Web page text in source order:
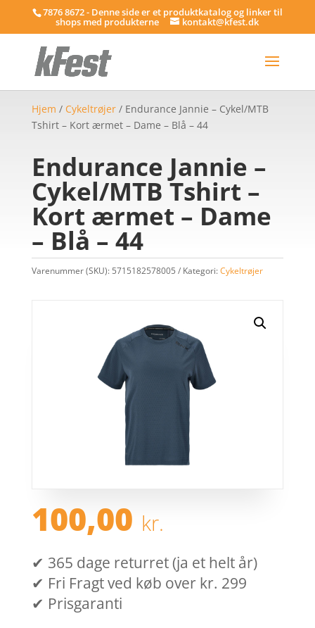
7876 8672 - Denne side er et produktkatalog og linker til
shops med produkterne kontakt@kfest.dk
Hjem / Cykeltrøjer/ Endurance Jannie – Cykel/MTB
Tshirt – Kort ærmet – Dame – Blå – 44
Endurance Jannie –
Cykel/MTB Tshirt –
Kort ærmet – Dame
– Blå – 44
Varenummer (SKU): 5715182578005 Kategori:Cykeltrøjer
100,00 kr.
✔ 365 dage returret (ja et helt år)
✔ Fri Fragt ved køb over kr. 299
✔ Prisgaranti